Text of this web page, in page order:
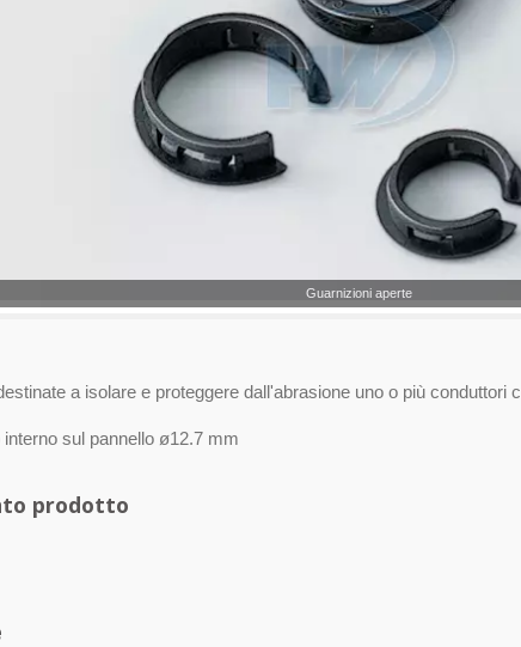
Guarnizioni aperte
a isolare e proteggere dall'abrasione uno o più conduttori
sul pannello ø12.7 mm
prodotto